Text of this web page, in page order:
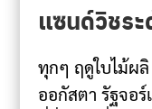
แซนด์วิชร
ทุกๆ ฤดูใบไม้ผ
ออกัสตา รัฐจอร์